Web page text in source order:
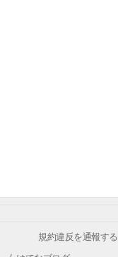
規約違反を通報する